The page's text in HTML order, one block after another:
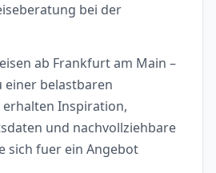
bei der
ab Frankfurt am Main –
einer belastbaren
erhalten Inspiration,
und nachvollziehbare
sich fuer ein Angebot